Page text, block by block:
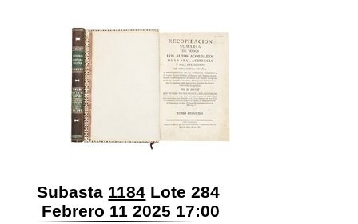
Subasta 1184 Lote 284
Febrero 11 2025 17:00